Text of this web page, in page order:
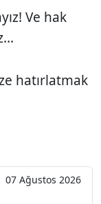
Ve hak
hatırlatmak
07 Ağustos 2026